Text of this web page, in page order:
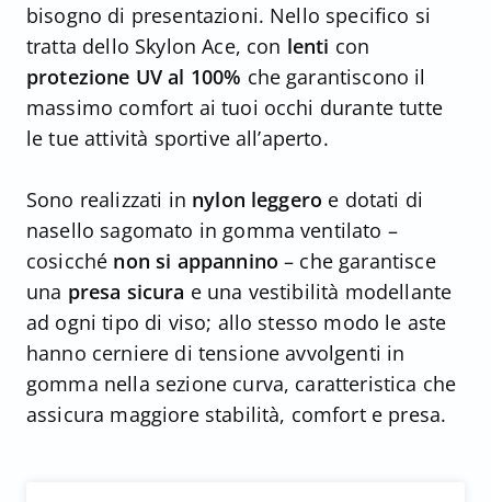
bisogno di presentazioni. Nello specifico si
tratta dello Skylon Ace, con lenti con
protezione UV al 100% che garantiscono il
massimo comfort ai tuoi occhi durante tutte
le tue attività sportive all’aperto.
Sono realizzati in nylon leggero e dotati di
nasello sagomato in gomma ventilato –
cosicché non si appannino – che garantisce
una presa sicura e una vestibilità modellante
ad ogni tipo di viso; allo stesso modo le aste
hanno cerniere di tensione avvolgenti in
gomma nella sezione curva, caratteristica che
assicura maggiore stabilità, comfort e presa.